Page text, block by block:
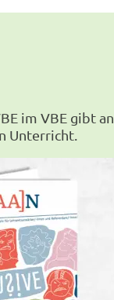
im VBE gibt
Unterricht.